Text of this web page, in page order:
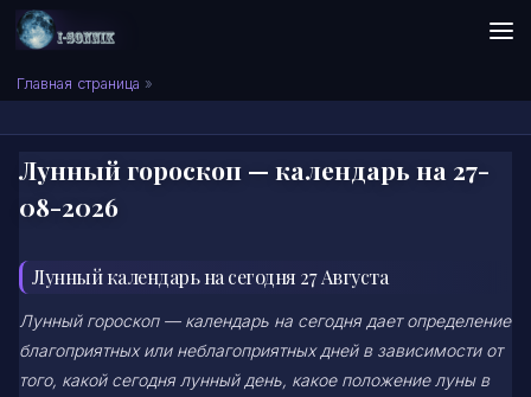
Skip to content
Сонник I-SONNIK.COM
Главная страница »
Лунный гороскоп — календарь на 27-
08-2026
Лунный календарь на сегодня 27 Августа
Лунный гороскоп — календарь на сегодня дает определение
благоприятных или неблагоприятных дней в зависимости от
того, какой сегодня лунный день, какое положение луны в